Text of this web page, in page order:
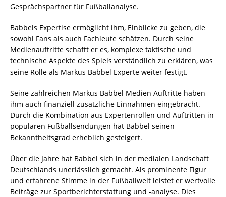
Gesprächspartner für Fußballanalyse.
Babbels Expertise ermöglicht ihm, Einblicke zu geben, die
sowohl Fans als auch Fachleute schätzen. Durch seine
Medienauftritte schafft er es, komplexe taktische und
technische Aspekte des Spiels verständlich zu erklären, was
seine Rolle als Markus Babbel Experte weiter festigt.
Seine zahlreichen Markus Babbel Medien Auftritte haben
ihm auch finanziell zusätzliche Einnahmen eingebracht.
Durch die Kombination aus Expertenrollen und Auftritten in
populären Fußballsendungen hat Babbel seinen
Bekanntheitsgrad erheblich gesteigert.
Über die Jahre hat Babbel sich in der medialen Landschaft
Deutschlands unerlässlich gemacht. Als prominente Figur
und erfahrene Stimme in der Fußballwelt leistet er wertvolle
Beiträge zur Sportberichterstattung und -analyse. Dies